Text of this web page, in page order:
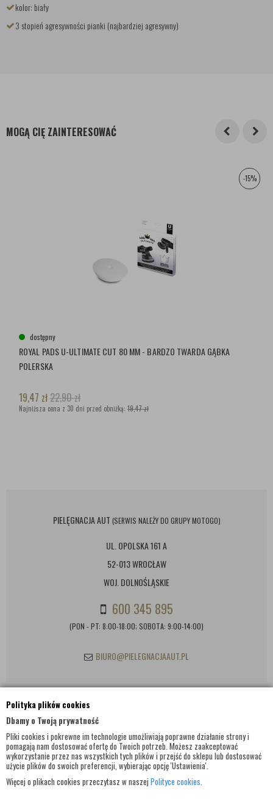
Polityka plików cookies
Dbamy o Twoją prywatność
Pliki cookies i pokrewne im technologie umożliwiają poprawne działanie strony i
pomagają nam dostosować ofertę do Twoich potrzeb. Możesz zaakceptować
wykorzystanie przez nas wszystkich tych plików i przejść do sklepu lub dostosować
użycie plików do swoich preferencji, wybierając opcję 'Ustawienia'.
Więcej o plikach cookies przeczytasz w naszej Polityce cookies.
kolor: biały
3 stopień agresywności pianki (najbardziej agresywny)
MOGĄ CIĘ ZAINTERESOWAĆ
-15%
dostępny
ROYAL PADS U-ULTIMATE CUT 80 MM - BARDZO TWARDA GĄBKA
POLERSKA
19,47 zł22,90zł
Najniższa cena z 30 dni przed obniżką: 19,47 zł
PIELĘGNACJA AUT (SERWIS NALEŻY DO GRUPY MOTOGO)
UL. OPOLSKA 161 A
52-013 WROCŁAW
WOJ. DOLNOŚLĄSKIE
600 345 895
(PON - PT: 8:00-18:00; SOBOTA: 9:00-14:00)
BIURO@PIELEGNACJAAUT.PL
INFORMACJE KONTAKTOWE